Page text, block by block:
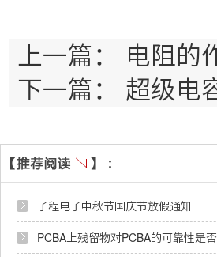
上一篇：
电阻的
下一篇： 超级电
子程电子中秋节国庆节放假通知
PCBA上残留物对PCBA的可靠性是否